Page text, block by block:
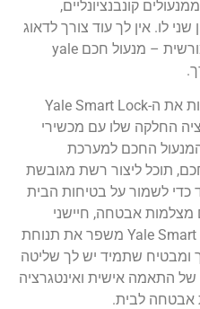
קונבנציונליים,
לו. אין לך עוד צורך לדאוג
לאיבוד מפתחות או כניסה לא מורשית – מנעול חכם yale
אחת התכונות המרכזיות שהופכות את ה-Yale Smart Lock
החלקה שלו עם מכשירי
החכם למערכת
תוכל ליצור רשת מגובשת
לשמור על בטיחות הבית
מצלמות אבטחה, חיישני
תנועה או אורות חכמות, ה-Yale Smart Lock משפר את תנוחת
שתמיד יש לך שליטה
התאמה אישית ואינטגרציה
אבטחה לבית.